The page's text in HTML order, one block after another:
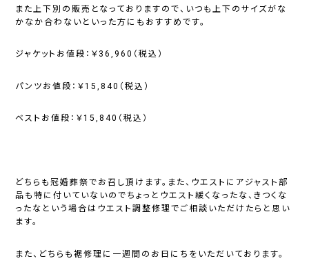
また上下別の販売となっておりますので、いつも上下のサイズがな
かなか合わないといった方にもおすすめです。
ジャケットお値段：￥36,960（税込）
パンツお値段：￥15,840（税込）
ベストお値段：￥15,840（税込）
どちらも冠婚葬祭でお召し頂けます。また、ウエストにアジャスト部
品も特に付いていないのでちょっとウエスト緩くなったな、きつくな
ったなという場合はウエスト調整修理でご相談いただけたらと思い
ます。
また、どちらも裾修理に 一週間 のお日にちをいただいております。